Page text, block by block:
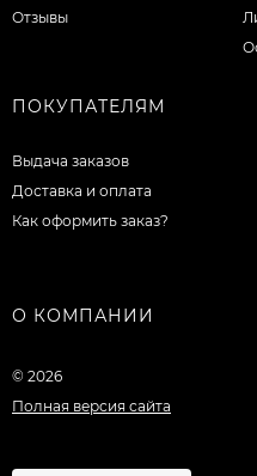
Отзывы
ПОКУПАТЕЛЯМ
Выдача заказов
Доставка и оплата
Как оформить заказ?
О КОМПАНИИ
© 2026
Полная версия сайта